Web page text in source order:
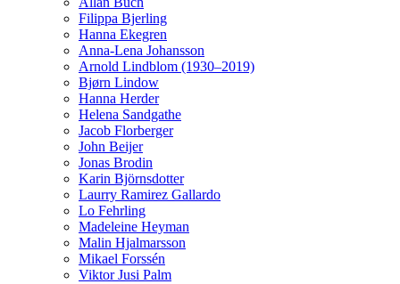
Filippa Bjerling
Hanna Ekegren
Anna-Lena Johansson
Arnold Lindblom (1930–2019)
Bjørn Lindow
Hanna Herder
Helena Sandgathe
Jacob Florberger
John Beijer
Jonas Brodin
Karin Björnsdotter
Laurry Ramirez Gallardo
Lo Fehrling
Madeleine Heyman
Malin Hjalmarsson
Mikael Forssén
Viktor Jusi Palm